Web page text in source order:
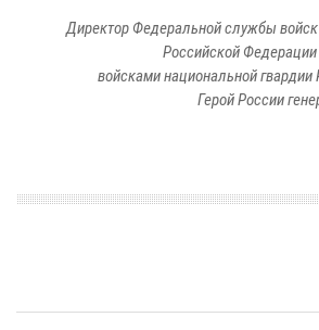
Директор Федеральной службы
Российской
войсками национальной
Герой России